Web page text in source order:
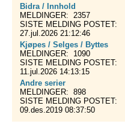
Bidra / Innhold
MELDINGER: 2357
SISTE MELDING POSTET:
27.jul.2026 21:12:46
Kjøpes / Selges / Byttes
MELDINGER: 1090
SISTE MELDING POSTET:
11.jul.2026 14:13:15
Andre serier
MELDINGER: 898
SISTE MELDING POSTET:
09.des.2019 08:37:50